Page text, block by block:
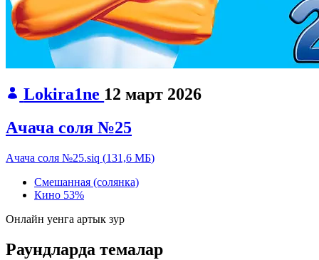
Lokira1ne 12 март 2026
Ачача соля №25
Ачача соля №25.siq (131,6 МБ)
Смешанная (солянка)
Кино 53%
Онлайн уенга артык зур
Раундларда темалар